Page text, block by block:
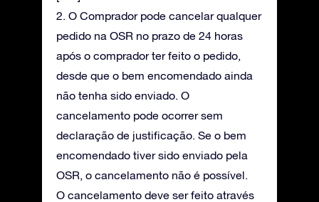
2. O Comprador pode cancelar qualquer
pedido na OSR no prazo de 24 horas
após o comprador ter feito o pedido,
desde que o bem encomendado ainda
não tenha sido enviado. O
cancelamento pode ocorrer sem
declaração de justificação. Se o bem
encomendado tiver sido enviado pela
OSR, o cancelamento não é possível.
O cancelamento deve ser feito através